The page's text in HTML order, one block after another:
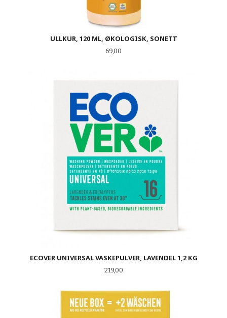
ULLKUR, 120 ML, ØKOLOGISK, SONETT
Pris
69,00
ECOVER UNIVERSAL VASKEPULVER, LAVENDEL 1,2 KG
Pris
219,00